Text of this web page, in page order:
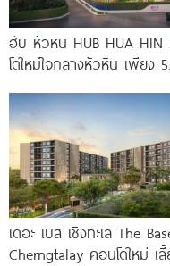
ฮับ หัวหิน HUB HUA
โดใหม่ใจกลางหัวหิน เพียง 5
เดอะ เบส เชิงทะเล The
Cherngtalay คอนโดใหม่ เ